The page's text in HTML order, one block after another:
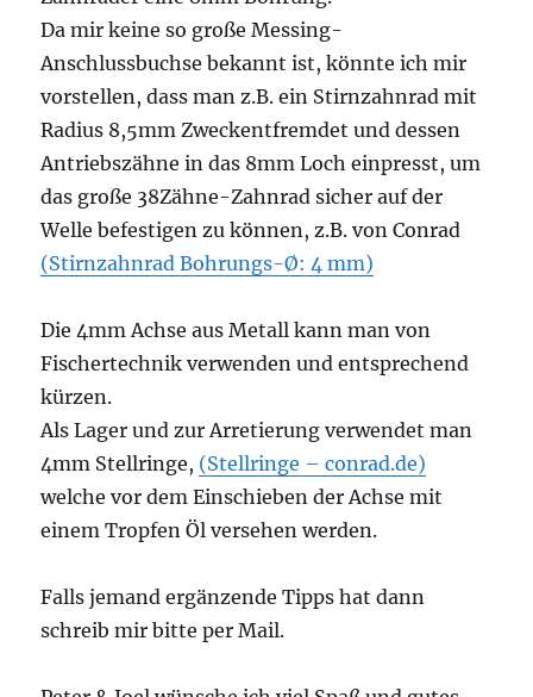
Da mir keine so große Messing-
Anschlussbuchse bekannt ist, könnte ich mir
vorstellen, dass man z.B. ein Stirnzahnrad mit
Radius 8,5mm Zweckentfremdet und dessen
Antriebszähne in das 8mm Loch einpresst, um
das große 38Zähne-Zahnrad sicher auf der
Welle befestigen zu können, z.B. von Conrad
(Stirnzahnrad Bohrungs-Ø: 4 mm)
Die 4mm Achse aus Metall kann man von
Fischertechnik verwenden und entsprechend
kürzen.
Als Lager und zur Arretierung verwendet man
4mm Stellringe, (Stellringe – conrad.de)
welche vor dem Einschieben der Achse mit
einem Tropfen Öl versehen werden.
Falls jemand ergänzende Tipps hat dann
schreib mir bitte per Mail.